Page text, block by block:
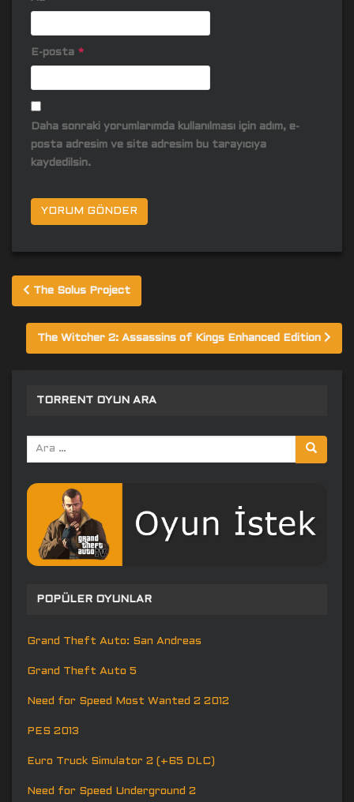
E-posta *
Daha sonraki yorumlarımda kullanılması için adım, e-
posta adresim ve site adresim bu tarayıcıya
kaydedilsin.
Yazı
gezinmesi
The Solus Project
The Witcher 2: Assassins of Kings Enhanced Edition
TORRENT OYUN ARA
Arama
yap:
POPÜLER OYUNLAR
Grand Theft Auto: San Andreas
Grand Theft Auto 5
Need for Speed Most Wanted 2 2012
PES 2013
Euro Truck Simulator 2 (+65 DLC)
Need for Speed Underground 2